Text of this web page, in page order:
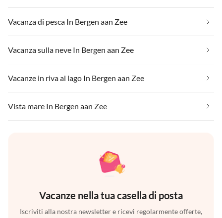
Vacanza di pesca In Bergen aan Zee
Vacanza sulla neve In Bergen aan Zee
Vacanze in riva al lago In Bergen aan Zee
Vista mare In Bergen aan Zee
Vacanze nella tua casella di posta
Iscriviti alla nostra newsletter e ricevi regolarmente offerte,